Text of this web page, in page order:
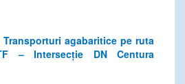
Transporturi agabaritice pe ruta
– Intersecție DN Centura